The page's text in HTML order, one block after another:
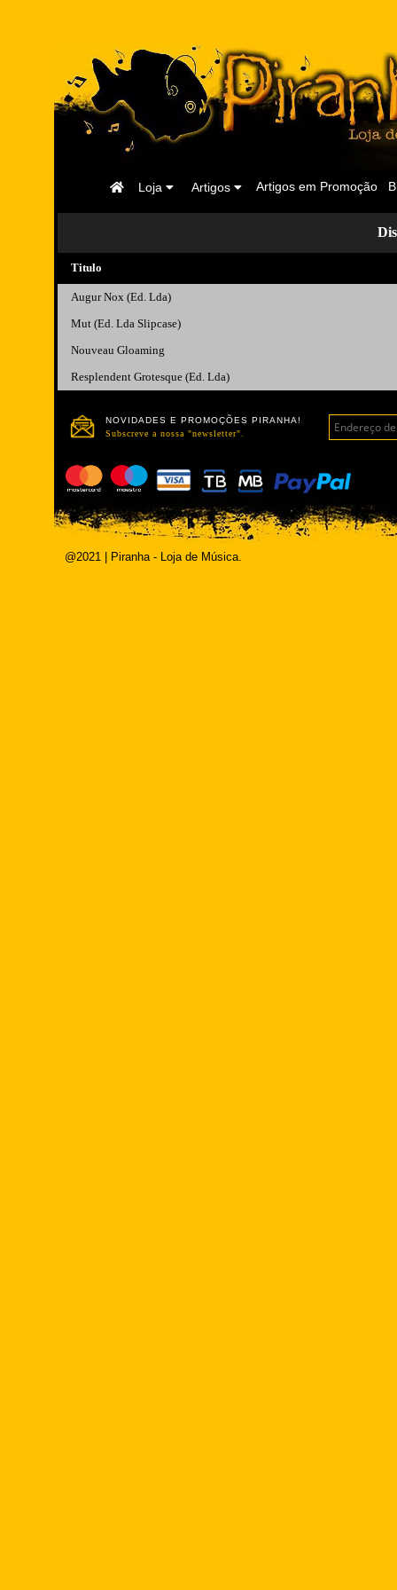
Artigos em Promoção
Artigos
Loja
Página
Titulo
Augur Nox (Ed. Lda)
Mut (Ed. Lda Slipcase)
Nouveau Gloaming
Resplendent Grotesque (Ed. Lda)
NOVIDADES E PROMOÇÕES PIRANHA!
Subscreve a nossa "newsletter".
@2021 | Piranha - Loja de Música.